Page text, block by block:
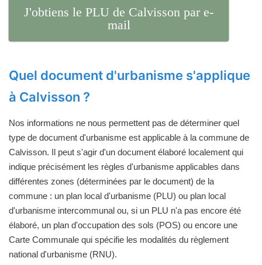
J'obtiens le PLU de Calvisson par e-
mail
Quel document d'urbanisme s'applique
à Calvisson ?
Nos informations ne nous permettent pas de déterminer quel
type de document d'urbanisme est applicable à la commune de
Calvisson. Il peut s'agir d'un document élaboré localement qui
indique précisément les règles d'urbanisme applicables dans
différentes zones (déterminées par le document) de la
commune : un plan local d'urbanisme (PLU) ou plan local
d'urbanisme intercommunal ou, si un PLU n'a pas encore été
élaboré, un plan d'occupation des sols (POS) ou encore une
Carte Communale qui spécifie les modalités du règlement
national d'urbanisme (RNU).